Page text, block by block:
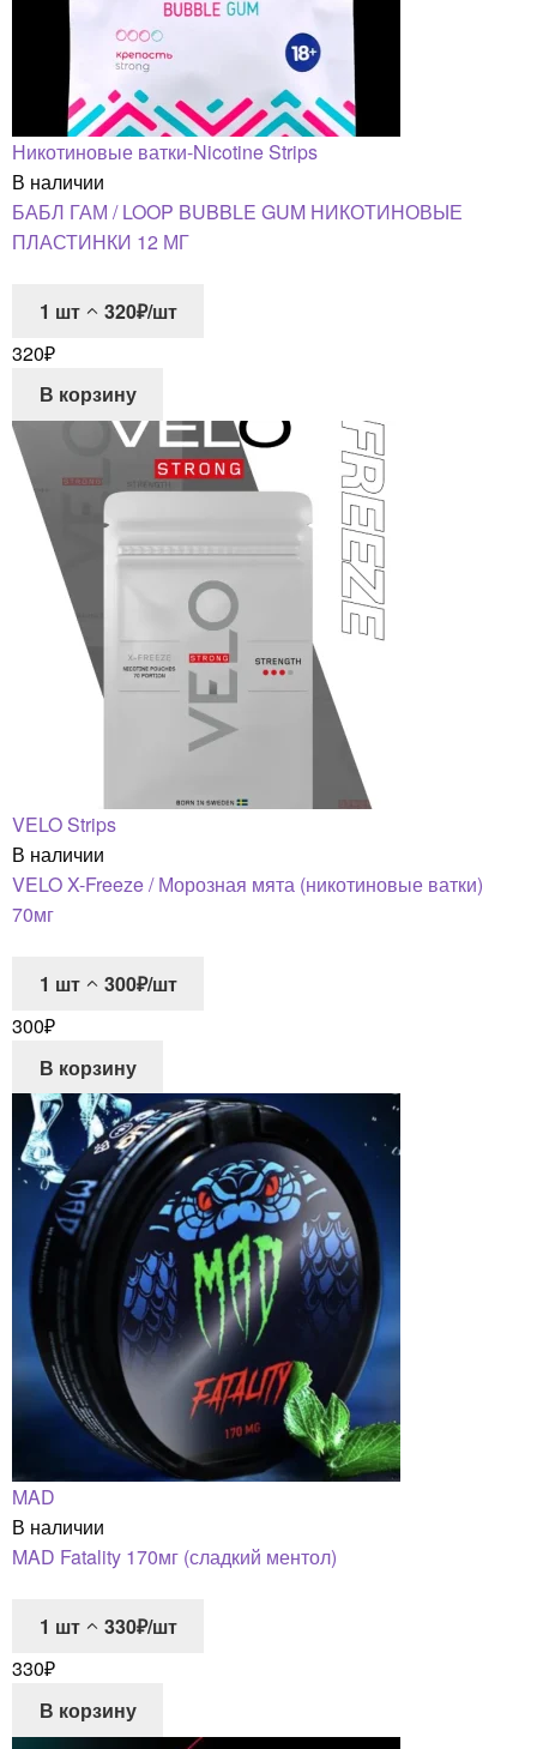
Никотиновые ватки-Nicotine Strips
В наличии
БАБЛ ГАМ / LOOP BUBBLE GUM НИКОТИНОВЫЕ
ПЛАСТИНКИ 12 МГ
1 шт
320₽/шт
320₽
В корзину
VELO Strips
В наличии
VELO X-Freeze / Морозная мята (никотиновые ватки)
70мг
1 шт
300₽/шт
300₽
В корзину
MAD
В наличии
MAD Fatality 170мг (сладкий ментол)
1 шт
330₽/шт
330₽
В корзину